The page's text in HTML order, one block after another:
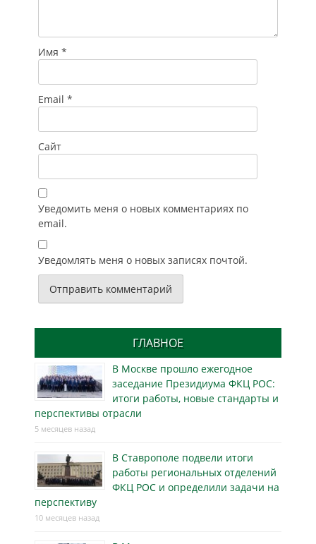
Имя *
Email *
Сайт
Уведомить меня о новых комментариях по
email.
Уведомлять меня о новых записях почтой.
ГЛАВНОЕ
В Москве прошло ежегодное
заседание Президиума ФКЦ РОС:
итоги работы, новые стандарты и
перспективы отрасли
5 месяцев назад
В Ставрополе подвели итоги
работы региональных отделений
ФКЦ РОС и определили задачи на
перспективу
10 месяцев назад